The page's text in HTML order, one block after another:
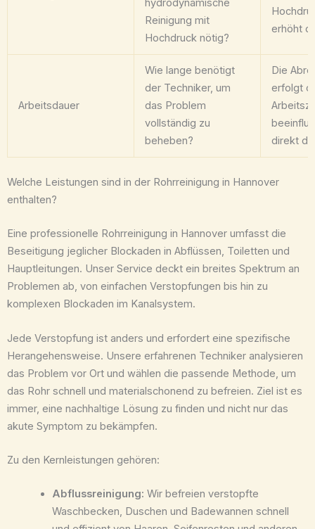
Reinigung mit
Hochdruck nötig?
erhöht
Arbeitsdauer
Wie lange benötigt
der Techniker, um
das Problem
vollständig zu
beheben?
Die
erfolgt
direkt
Welche Leistungen sind in der Rohrreinigung in Hannover
enthalten?
Eine professionelle Rohrreinigung in Hannover umfasst die
Beseitigung jeglicher Blockaden in Abflüssen, Toiletten und
Hauptleitungen. Unser Service deckt ein breites Spektrum an
Problemen ab, von einfachen Verstopfungen bis hin zu
komplexen Blockaden im Kanalsystem.
Jede Verstopfung ist anders und erfordert eine spezifische
Herangehensweise. Unsere erfahrenen Techniker analysieren
das Problem vor Ort und wählen die passende Methode, um
das Rohr schnell und materialschonend zu befreien. Ziel ist es
immer, eine nachhaltige Lösung zu finden und nicht nur das
akute Symptom zu bekämpfen.
Zu den Kernleistungen gehören:
Abflussreinigung: Wir befreien verstopfte
Waschbecken, Duschen und Badewannen schnell